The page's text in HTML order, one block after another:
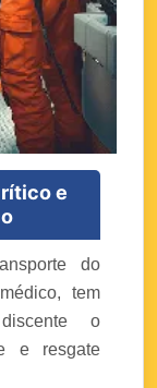
e
do
tem
o
e resgate